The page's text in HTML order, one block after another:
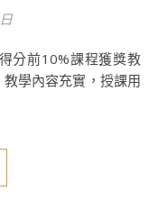
學內容充實，授課用